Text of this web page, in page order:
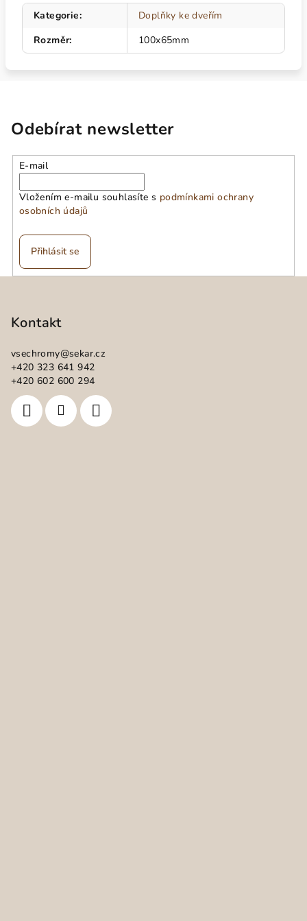
Kategorie:
Doplňky ke dveřím
Rozměr: 100x65mm
Odebírat newsletter
E-mail
Vložením e-mailu souhlasíte s podmínkami ochrany
osobních údajů
Přihlásit se
Kontakt
vsechromy@sekar.cz
+420 323 641 942
+420 602 600 294